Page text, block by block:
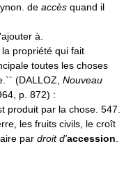
de accès quand il
à.
la propriété qui fait
toutes les choses
(DALLOZ, Nouveau
p. 872) :
produit par la chose. 547.
les fruits civils, le croît
par droit d'accession